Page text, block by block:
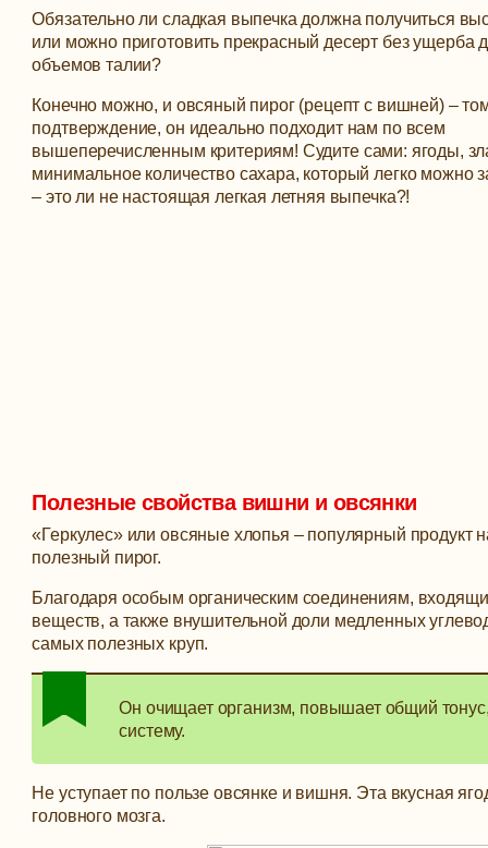
Обязательно ли сладкая выпечка должна получиться
или можно приготовить прекрасный десерт без ущерба
объемов талии?
Конечно можно, и овсяный пирог (рецепт с вишней) –
подтверждение, он идеально подходит нам по всем
вышеперечисленным критериям! Судите сами: ягоды,
минимальное количество сахара, который легко можно
– это ли не настоящая легкая летняя выпечка?!
Полезные свойства вишни и овсянки
«Геркулес» или овсяные хлопья – популярный продукт
полезный пирог.
Благодаря особым органическим соединениям,
веществ, а также внушительной доли медленных
самых полезных круп.
Он очищает организм, повышает общий
систему.
Не уступает по пользе овсянке и вишня. Эта вкусная
головного мозга.